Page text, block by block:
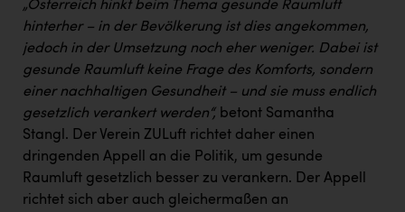
„Österreich hinkt beim Thema gesunde Raumluft
hinterher – in der Bevölkerung ist dies angekommen,
jedoch in der Umsetzung noch eher weniger. Dabei ist
gesunde Raumluft keine Frage des Komforts, sondern
einer nachhaltigen Gesundheit – und sie muss endlich
gesetzlich verankert werden“, betont Samantha
Stangl. Der Verein ZULuft richtet daher einen
dringenden Appell an die Politik, um gesunde
Raumluft gesetzlich besser zu verankern. Der Appell
richtet sich aber auch gleichermaßen an